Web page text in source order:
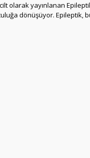
cilt olarak yayınlanan
dönüşüyor. Epileptik,